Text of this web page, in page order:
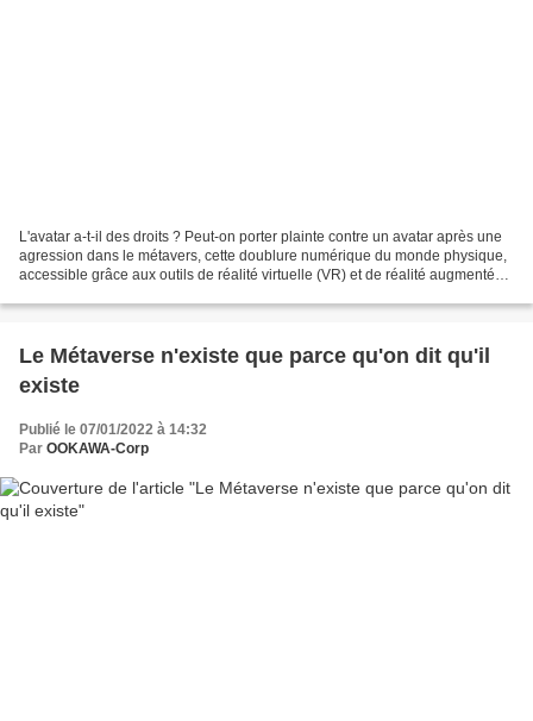
L'avatar a-t-il des droits ? Peut-on porter plainte contre un avatar après une
agression dans le métavers, cette doublure numérique du monde physique,
accessible grâce aux outils de réalité virtuelle (VR) et de réalité augmentée
Le Métaverse n'existe que parce qu'on dit qu'il
existe
Publié le 07/01/2022 à 14:32
Par OOKAWA-Corp